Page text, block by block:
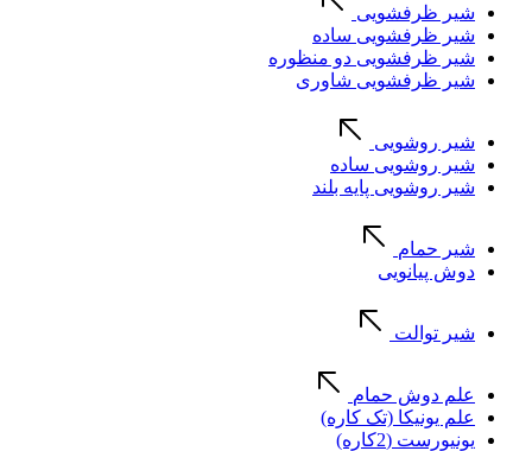
شیر ظرفشویی
شیر ظرفشویی ساده
شیر ظرفشویی دو منظوره
شیر ظرفشویی شاوری
شیر روشویی
شیر روشویی ساده
شیر روشویی پایه بلند
شیر حمام
دوش پیانویی
شیر توالت
علم دوش حمام
علم یونیکا (تک کاره)
یونیورست (2کاره)